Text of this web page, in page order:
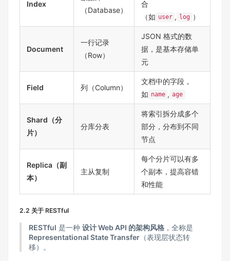
Index
（Database）
合
（如 user , log ）
Document
一行记录
（Row）
JSON 格式的数
据，是基本存储单
元
Field 列（Column）
文档中的字段，
如 name , age
Shard（分
片）
分库分表
将索引拆分成多个
部分，分布到不同
节点
Replica（副
本）
主从复制
每个分片可以有多
个副本，提高容错
和性能
2.2 关于 RESTfuI
RESTful 是一种 设计 Web API 的架构风格，全称是
Representational State Transfer（表现层状态转
移）。